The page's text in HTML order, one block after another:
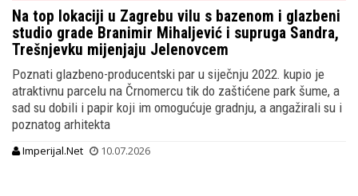
Na top lokaciji u Zagrebu vilu s bazenom i glazbeni
studio grade Branimir Mihaljević i supruga Sandra,
Trešnjevku mijenjaju Jelenovcem
Poznati glazbeno-producentski par u siječnju 2022. kupio je
atraktivnu parcelu na Črnomercu tik do zaštićene park šume, a
sad su dobili i papir koji im omogućuje gradnju, a angažirali su i
poznatog arhitekta
Imperijal.Net 10.07.2026